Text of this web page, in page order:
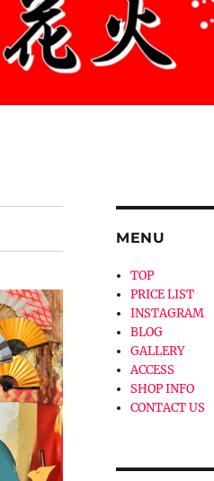
MENU
TOP
PRICE LIST
INSTAGRAM
BLOG
GALLERY
ACCESS
SHOP INFO
CONTACT US